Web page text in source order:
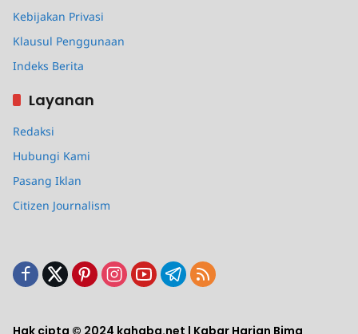
Kebijakan Privasi
Klausul Penggunaan
Indeks Berita
Layanan
Redaksi
Hubungi Kami
Pasang Iklan
Citizen Journalism
Hak cipta © 2024 kahaba.net | Kabar Harian Bima